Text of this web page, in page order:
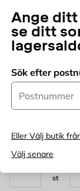
Ange
se ditt
Sök efter
Postnummer
Eller Välj butik
Välj senare
Välj butik
Välj
Köp
Ange
89,95 KR
st